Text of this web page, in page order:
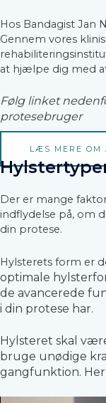
Hos Bandagist Jan
Gennem vores
at hjælpe dig med
Følg linket
protesebruger
LÆS MERE OM
Der er mange
indflydelse på, om
din protese.
Hylsterets form er
optimale
de avancerede
i din protese har.
Hylsteret skal
bruge unødige
gangfunktion. Her